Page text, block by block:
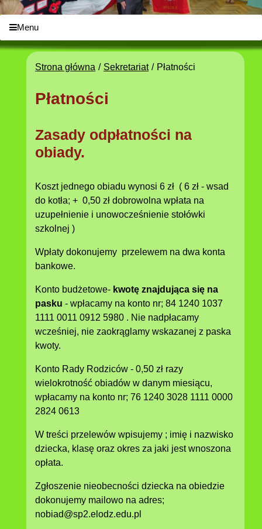
Menu
Strona główna Sekretariat Płatności
Płatności
Zasady odpłatności na
obiady.
Koszt jednego obiadu wynosi 6 zł ( 6 zł - wsad
do kotła; + 0,50 zł dobrowolna wpłata na
uzupełnienie i unowocześnienie stołówki
szkolnej )
Wpłaty dokonujemy przelewem na dwa konta
bankowe.
Konto budżetowe- kwotę znajdująca się na
pasku - wpłacamy na konto nr; 84 1240 1037
1111 0011 0912 5980 . Nie nadpłacamy
wcześniej, nie zaokrąglamy wskazanej z paska
kwoty.
Konto Rady Rodziców - 0,50 zł razy
wielokrotność obiadów w danym miesiącu,
wpłacamy na konto nr; 76 1240 3028 1111 0000
2824 0613
W treści przelewów wpisujemy ; imię i nazwisko
dziecka, klasę oraz okres za jaki jest wnoszona
opłata.
Zgłoszenie nieobecności dziecka na obiedzie
dokonujemy mailowo na adres;
nobiad@sp2.elodz.edu.pl